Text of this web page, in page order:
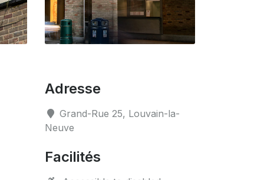
Adresse
Grand-Rue 25, Louvain-la-
Neuve
Facilités